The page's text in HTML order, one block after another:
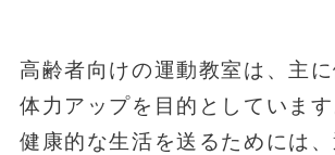
高齢者向けの運動教室は、主
体力アップを目的としていま
健康的な生活を送るためには